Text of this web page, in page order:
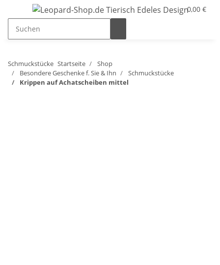
0,00 €
Schmuckstücke Startseite
Shop
Besondere Geschenke f. Sie & Ihn
Schmuckstücke
Krippen auf Achatscheiben mittel